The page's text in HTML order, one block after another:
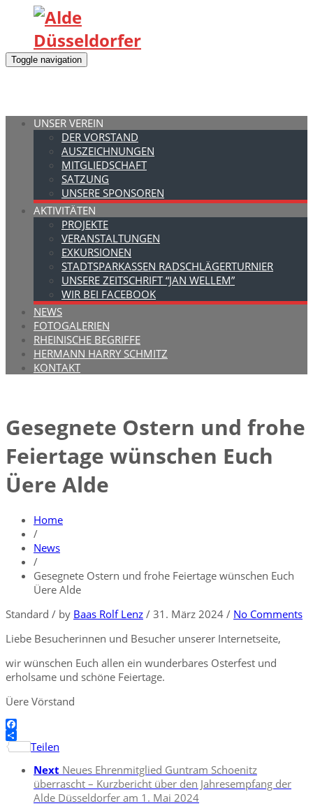
Toggle navigation
UNSER VEREIN
DER VORSTAND
AUSZEICHNUNGEN
MITGLIEDSCHAFT
SATZUNG
UNSERE SPONSOREN
AKTIVITÄTEN
PROJEKTE
VERANSTALTUNGEN
EXKURSIONEN
STADTSPARKASSEN RADSCHLÄGERTURNIER
UNSERE ZEITSCHRIFT “JAN WELLEM”
WIR BEI FACEBOOK
NEWS
FOTOGALERIEN
RHEINISCHE BEGRIFFE
HERMANN HARRY SCHMITZ
KONTAKT
Gesegnete Ostern und frohe
Feiertage wünschen Euch
Üere Alde
Home
/
News
/
Gesegnete Ostern und frohe Feiertage wünschen Euch
Üere Alde
Standard / by Baas Rolf Lenz / 31. März 2024 / No Comments
Liebe Besucherinnen und Besucher unserer Internetseite,
wir wünschen Euch allen ein wunderbares Osterfest und
erholsame und schöne Feiertage.
Üere Vörstand
Facebook
Teilen
Next Neues Ehrenmitglied Guntram Schoenitz
überrascht – Kurzbericht über den Jahresempfang der
Alde Düsseldorfer am 1. Mai 2024